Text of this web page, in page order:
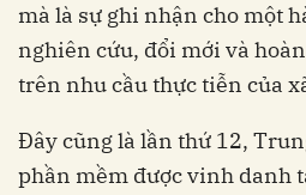
mà là sự ghi nhận cho một
nghiên cứu, đổi mới và
trên nhu cầu thực tiễn của
Đây cũng là lần thứ 12,
phần mềm được vinh danh